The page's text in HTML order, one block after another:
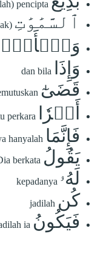
pencipta
ٱلسَّمَٰوَٰتِ
وَإِذَا dan bila
قَضَىٰٓ
أَمۡرٗا perkara
فَإِنَّمَا hanyalah
يَقُولُ berkata
لَهُۥ kepadanya
كُن jadilah
فَيَكُونُ ia